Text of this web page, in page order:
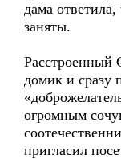
дама
заняты.
Расстроенный
домик и сразу
огромным
пригласил